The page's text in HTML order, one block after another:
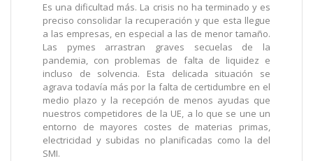
Es una dificultad más. La crisis no ha terminado y es
preciso consolidar la recuperación y que esta llegue
a las empresas, en especial a las de menor tamaño.
Las pymes arrastran graves secuelas de la
pandemia, con problemas de falta de liquidez e
incluso de solvencia. Esta delicada situación se
agrava todavía más por la falta de certidumbre en el
medio plazo y la recepción de menos ayudas que
nuestros competidores de la UE, a lo que se une un
entorno de mayores costes de materias primas,
electricidad y subidas no planificadas como la del
SMI.